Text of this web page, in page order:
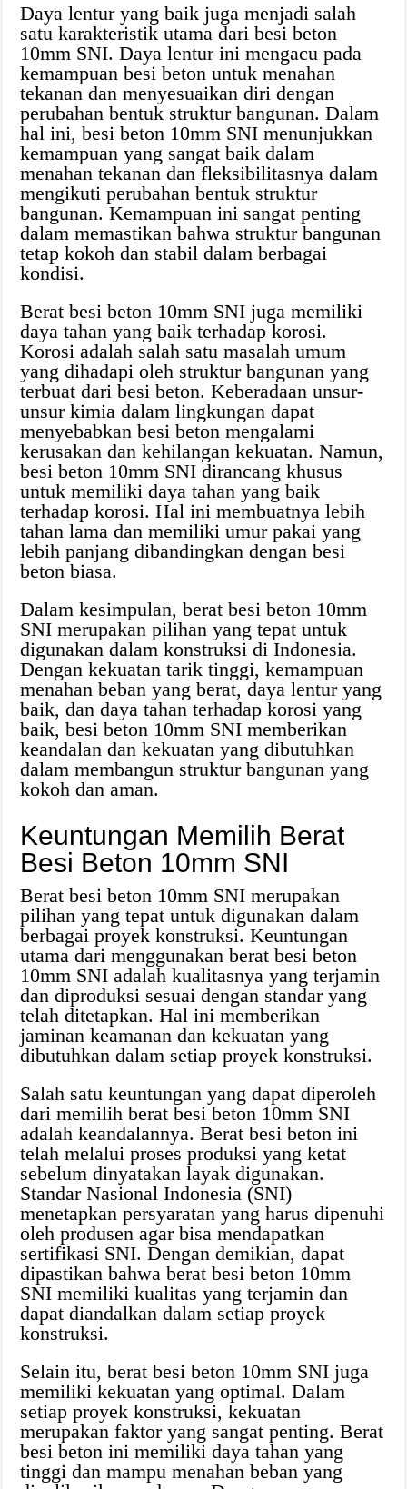
Daya lentur yang baik juga menjadi salah
satu karakteristik utama dari besi beton
10mm SNI. Daya lentur ini mengacu pada
kemampuan besi beton untuk menahan
tekanan dan menyesuaikan diri dengan
perubahan bentuk struktur bangunan. Dalam
hal ini, besi beton 10mm SNI menunjukkan
kemampuan yang sangat baik dalam
menahan tekanan dan fleksibilitasnya dalam
mengikuti perubahan bentuk struktur
bangunan. Kemampuan ini sangat penting
dalam memastikan bahwa struktur bangunan
tetap kokoh dan stabil dalam berbagai
kondisi.
Berat besi beton 10mm SNI juga memiliki
daya tahan yang baik terhadap korosi.
Korosi adalah salah satu masalah umum
yang dihadapi oleh struktur bangunan yang
terbuat dari besi beton. Keberadaan unsur-
unsur kimia dalam lingkungan dapat
menyebabkan besi beton mengalami
kerusakan dan kehilangan kekuatan. Namun,
besi beton 10mm SNI dirancang khusus
untuk memiliki daya tahan yang baik
terhadap korosi. Hal ini membuatnya lebih
tahan lama dan memiliki umur pakai yang
lebih panjang dibandingkan dengan besi
beton biasa.
Dalam kesimpulan, berat besi beton 10mm
SNI merupakan pilihan yang tepat untuk
digunakan dalam konstruksi di Indonesia.
Dengan kekuatan tarik tinggi, kemampuan
menahan beban yang berat, daya lentur yang
baik, dan daya tahan terhadap korosi yang
baik, besi beton 10mm SNI memberikan
keandalan dan kekuatan yang dibutuhkan
dalam membangun struktur bangunan yang
kokoh dan aman.
Keuntungan Memilih Berat
Besi Beton 10mm SNI
Berat besi beton 10mm SNI merupakan
pilihan yang tepat untuk digunakan dalam
berbagai proyek konstruksi. Keuntungan
utama dari menggunakan berat besi beton
10mm SNI adalah kualitasnya yang terjamin
dan diproduksi sesuai dengan standar yang
telah ditetapkan. Hal ini memberikan
jaminan keamanan dan kekuatan yang
dibutuhkan dalam setiap proyek konstruksi.
Salah satu keuntungan yang dapat diperoleh
dari memilih berat besi beton 10mm SNI
adalah keandalannya. Berat besi beton ini
telah melalui proses produksi yang ketat
sebelum dinyatakan layak digunakan.
Standar Nasional Indonesia (SNI)
menetapkan persyaratan yang harus dipenuhi
oleh produsen agar bisa mendapatkan
sertifikasi SNI. Dengan demikian, dapat
dipastikan bahwa berat besi beton 10mm
SNI memiliki kualitas yang terjamin dan
dapat diandalkan dalam setiap proyek
konstruksi.
Selain itu, berat besi beton 10mm SNI juga
memiliki kekuatan yang optimal. Dalam
setiap proyek konstruksi, kekuatan
merupakan faktor yang sangat penting. Berat
besi beton ini memiliki daya tahan yang
tinggi dan mampu menahan beban yang